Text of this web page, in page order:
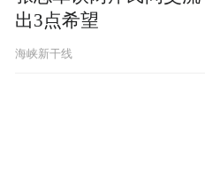
出3点希望
海峡新干线